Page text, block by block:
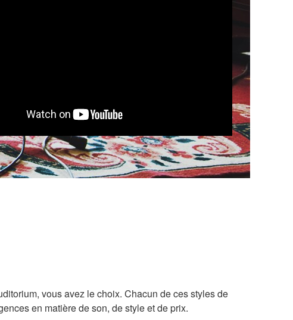
vous avez le choix. Chacun de ces styles de
en matière de son, de style et de prix.